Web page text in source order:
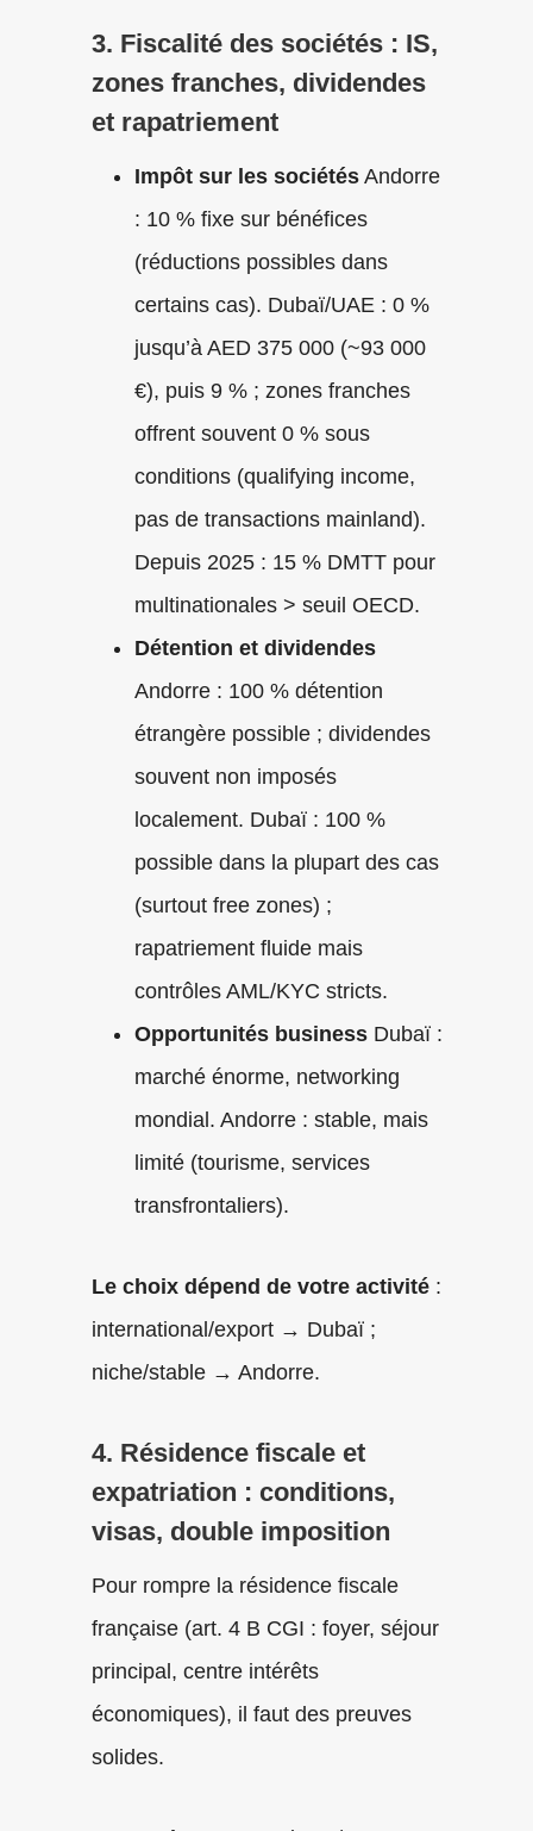
3. Fiscalité des sociétés : IS,
zones franches, dividendes
et rapatriement
Impôt sur les sociétésAndorre
: 10 % fixe sur bénéfices
(réductions possibles dans
certains cas). Dubaï/UAE : 0 %
jusqu’à AED 375 000 (~93 000
€), puis 9 % ; zones franches
offrent souvent 0 % sous
conditions (qualifying income,
pas de transactions mainland).
Depuis 2025 : 15 % DMTT pour
multinationales > seuil OECD.
Détention et dividendes
Andorre : 100 % détention
étrangère possible ; dividendes
souvent non imposés
localement. Dubaï : 100 %
possible dans la plupart des cas
(surtout free zones) ;
rapatriement fluide mais
contrôles AML/KYC stricts.
Opportunités businessDubaï :
marché énorme, networking
mondial. Andorre : stable, mais
limité (tourisme, services
transfrontaliers).
Le choix dépend de votre activité:
international/export → Dubaï ;
niche/stable → Andorre.
4. Résidence fiscale et
expatriation : conditions,
visas, double imposition
Pour rompre la résidence fiscale
française (art. 4 B CGI : foyer, séjour
principal, centre intérêts
économiques), il faut des preuves
solides.